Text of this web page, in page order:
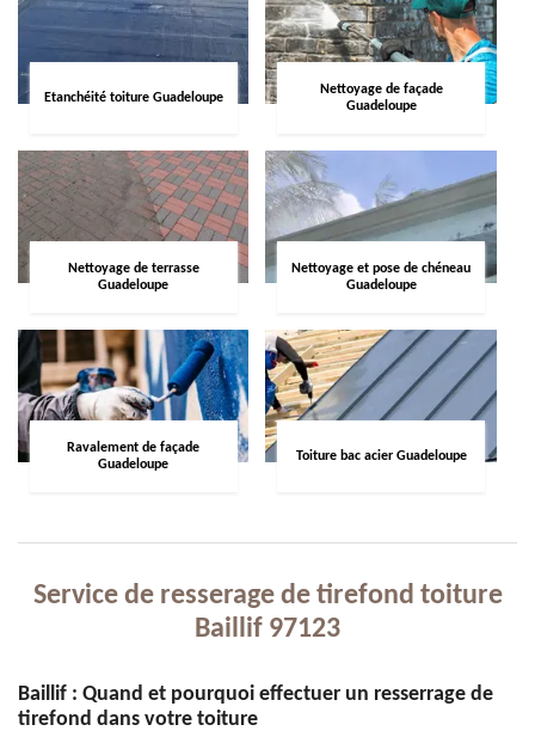
Etanchéité toiture Guadeloupe
Nettoyage de façade
Guadeloupe
Nettoyage de terrasse
Guadeloupe
Nettoyage et pose de chéneau
Guadeloupe
Ravalement de façade
Guadeloupe
Toiture bac acier Guadeloupe
Service de resserage de tirefond toiture
Baillif 97123
Baillif : Quand et pourquoi effectuer un resserrage de
tirefond dans votre toiture